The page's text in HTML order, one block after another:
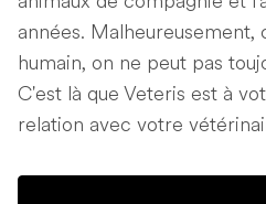
années.
humain, on ne peut pas
C'est là que Veteris est à
relation avec votre